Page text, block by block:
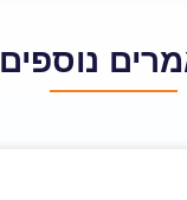
נוספים